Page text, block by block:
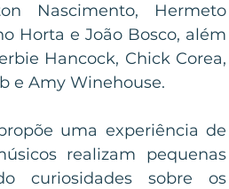
Nascimento, Hermeto
Horta e João Bosco, além
Hancock, Chick Corea,
e Amy Winehouse.
uma experiência de
realizam pequenas
curiosidades sobre os